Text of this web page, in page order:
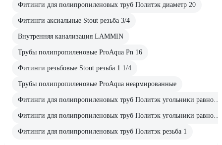
Фитинги для полипропиленовых труб Политэк диаметр 20
Фитинги аксиальные Stout резьба 3/4
Внутренняя канализация LAMMIN
Трубы полипропиленовые ProAqua Pn 16
Фитинги резьбовые Stout резьба 1 1/4
Трубы полипропиленовые ProAqua неармированные
Фитинги для полипропиленовых труб Политэк резьба 1